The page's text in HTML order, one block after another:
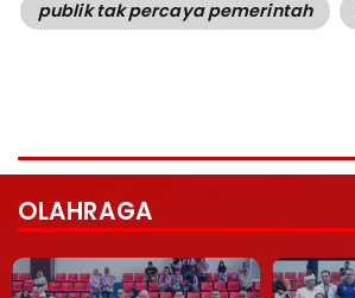
publik tak percaya pemerintah
OLAHRAGA